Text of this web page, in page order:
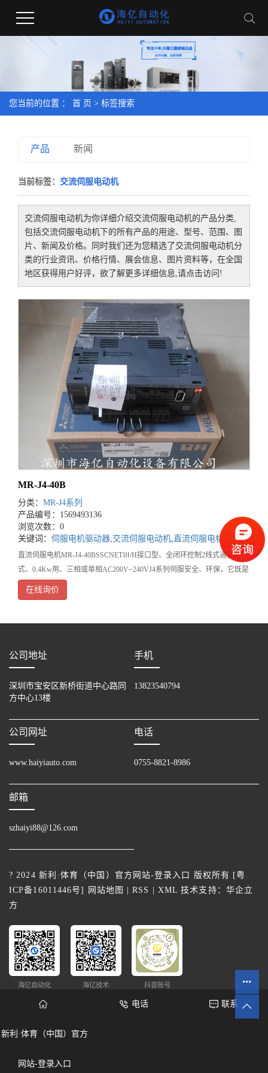
您当前的位置 ： 首 页 > 标签搜索
产品 新闻
当前标签： 交流伺服电动机
交流伺服电动机为你详细介绍交流伺服电动机的产品分类,
包括交流伺服电动机 下的所有产品的用途、型号、范围、图
片、新闻及价格。同时我们还为您精选了 交流伺服电动机分
类的行业资讯、价格行情、展会信息、图片资料等，在全国
地区获得用户好评，欲了解更多详细信息,请点击访问!
MR-J4-40B
分类： MR-J4系列
产品编号：1569493136
浏览次数：0
关键词： 伺服电机驱动器 交流伺服电动机 直流伺服电机
直流伺服电机MR-J4-40BSSCNETⅢ/H接口型、全闭环控制2线式通信方
式、0.4Kw用、三相或单相AC200V~240VJ4系列伺服安全、环保，它既是
全数字化的先导,也与以往技术一脉相承。采用集聚了三菱进
在线询价
公司地址
深圳市宝安区新桥街道中心路同
方中心13楼
手机
13823540794
公司网址
www.haiyiauto.com
电话
0755-8821-8986
邮箱
szhaiyi88@126.com
? 2024 新利·体育（中国）官方网站-登录入口 版权所有 [粤
ICP备16011446号] 网站地图 |RSS XML 技术支持： 华企立
方
海亿自动化 海亿技术 抖音账号
新利·体育（中国）官方
网站-登录入口
电话 联系